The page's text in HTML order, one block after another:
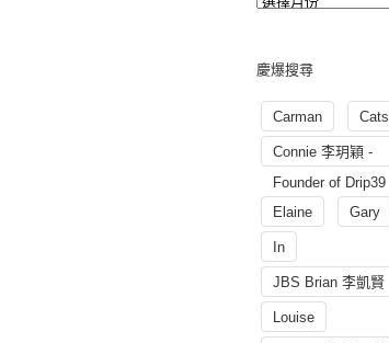
慶爆搜尋
Carman Cats
Connie 李玥穎 -
Founder of Drip39
Elaine
Gary
In
JBS Brian 李凱賢
Louise